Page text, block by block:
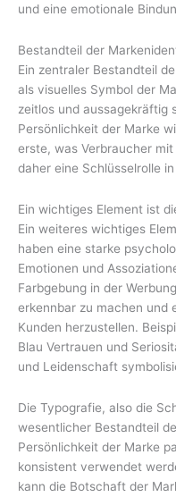
und eine emotionale
Bestandteil der
Ein zentraler Bestandteil
als visuelles Symbol der
zeitlos und aussagekräftig
Persönlichkeit der Marke
erste, was Verbraucher
daher eine Schlüsselrolle
Ein wichtiges Element ist
Ein weiteres wichtiges
haben eine starke
Emotionen und
Farbgebung in der
erkennbar zu machen und
Kunden herzustellen.
Blau Vertrauen und
und Leidenschaft
Die Typografie, also die
wesentlicher Bestandteil
Persönlichkeit der Marke
konsistent verwendet
kann die Botschaft der